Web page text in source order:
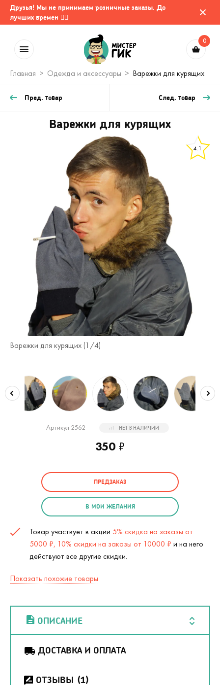
Друзья! Мы не принимаем розничные заказы. До
лучших времен 🤷‍♂️
0
Главная Одежда и аксессуары Варежки для курящих
Пред. товар След. товар
Варежки для курящих
4.1
Варежки для курящих (1 /4)
Артикул 2562 НЕТ В НАЛИЧИИ
350₽
ПРЕДЗАКАЗ
В МОИ ЖЕЛАНИЯ
Товар участвует в акции 5% скидка на заказы от
5000 ₽, 10% скидки на заказы от 10000 ₽ и на него
действуют все другие скидки.
Показать похожие товары
ОПИСАНИЕ
ДОСТАВКА И ОПЛАТА
ОТЗЫВЫ (1)